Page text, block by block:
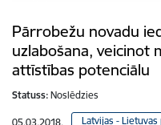
Pārrobežu novadu
uzlabošana,
attīstības potenciālu
Statuss: Noslēdzies
05.03.2018. Latvijas -